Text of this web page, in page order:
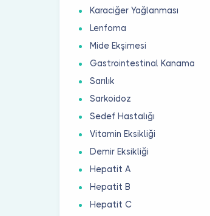
Karaciğer Yağlanması
Lenfoma
Mide Ekşimesi
Gastrointestinal Kanama
Sarılık
Sarkoidoz
Sedef Hastalığı
Vitamin Eksikliği
Demir Eksikliği
Hepatit A
Hepatit B
Hepatit C